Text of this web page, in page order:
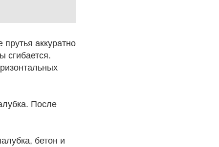
аккуратно
сгибается.
После
бетон и